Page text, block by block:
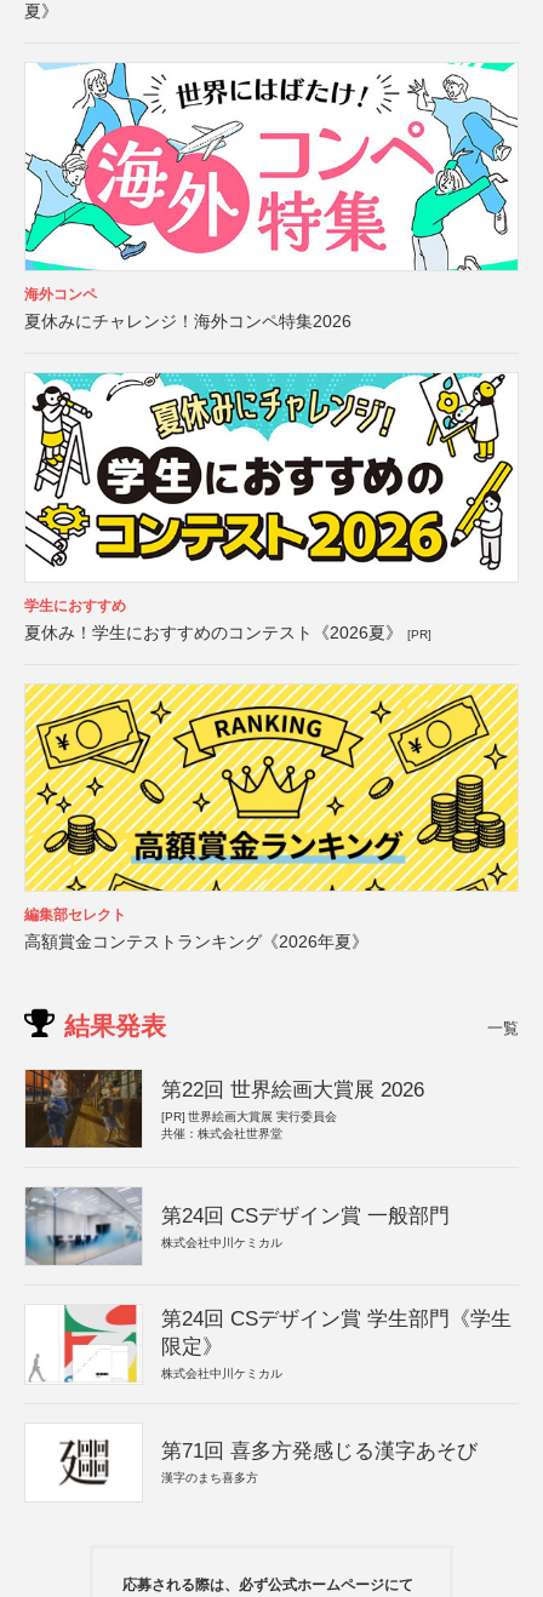
夏》
海外コンペ
夏休みにチャレンジ！海外コンペ特集2026
学生におすすめ
夏休み！学生におすすめのコンテスト《2026夏》 [PR]
編集部セレクト
高額賞金コンテストランキング《2026年夏》
結果発表 一覧
第22回 世界絵画大賞展 2026
[PR] 世界絵画大賞展 実行委員会
共催：株式会社世界堂
第24回 CSデザイン賞 一般部門
株式会社中川ケミカル
第24回 CSデザイン賞 学生部門《学生
限定》
株式会社中川ケミカル
第71回 喜多方発感じる漢字あそび
漢字のまち喜多方
応募される際は、必ず公式ホームページにて